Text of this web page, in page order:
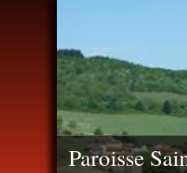
Paroisse